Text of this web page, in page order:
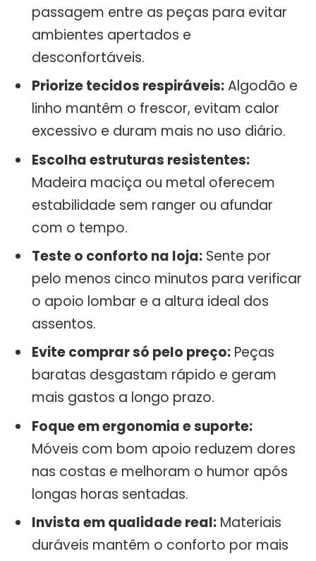
passagem entre as peças para evitar
ambientes apertados e
desconfortáveis.
Priorize tecidos respiráveis:Algodão e
linho mantêm o frescor, evitam calor
excessivo e duram mais no uso diário.
Escolha estruturas resistentes:
Madeira maciça ou metal oferecem
estabilidade sem ranger ou afundar
com o tempo.
Teste o conforto na loja: Sente por
pelo menos cinco minutos para verificar
o apoio lombar e a altura ideal dos
assentos.
Evite comprar só pelo preço: Peças
baratas desgastam rápido e geram
mais gastos a longo prazo.
Foque em ergonomia e suporte:
Móveis com bom apoio reduzem dores
nas costas e melhoram o humor após
longas horas sentadas.
Invista em qualidade real: Materiais
duráveis mantêm o conforto por mais